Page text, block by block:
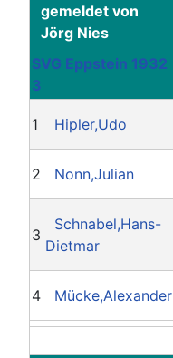
SVG Eppstein 1932
3
1 Hipler,Udo
2 Nonn,Julian
3
Schnabel,Hans-
Dietmar
4 Mücke,Alexander